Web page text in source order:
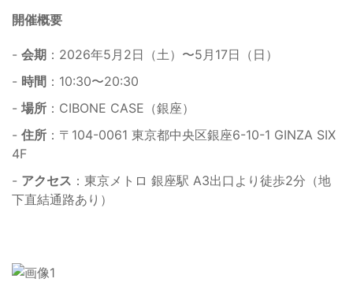
開催概要
- 会期 ：2026年5月2日（土）〜5月17日（日）
- 時間 ：10:30〜20:30
- 場所 ：CIBONE CASE（銀座）
- 住所 ：〒104-0061 東京都中央区銀座6-10-1 GINZA SIX
4F
- アクセス ：東京メトロ 銀座駅 A3出口より徒歩2分（地
下直結通路あり）